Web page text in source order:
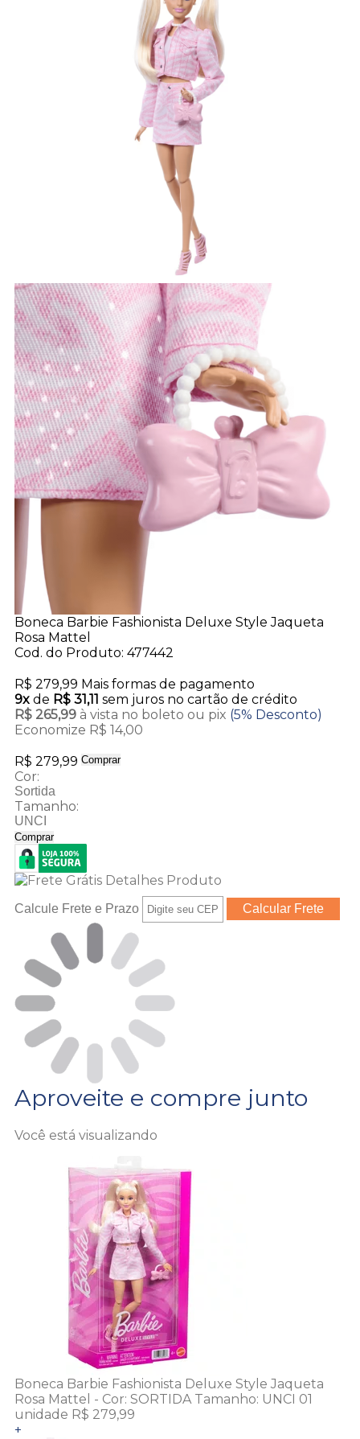
Boneca Barbie Fashionista Deluxe Style Jaqueta
Rosa Mattel
Cod. do Produto: 477442
R$ 279,99 Mais formas de pagamento
9xde R$ 31,11 sem juros no cartão de crédito
R$ 265,99 à vista no boleto ou pix (5% Desconto)
Economize R$ 14,00
R$ 279,99 Comprar
Cor:
Sortida
Tamanho:
UNCI
Comprar
Calcule Frete e Prazo
Aproveite e compre junto
Você está visualizando
Boneca Barbie Fashionista Deluxe Style Jaqueta
Rosa Mattel - Cor: SORTIDA Tamanho: UNCI 01
unidade R$ 279,99
+